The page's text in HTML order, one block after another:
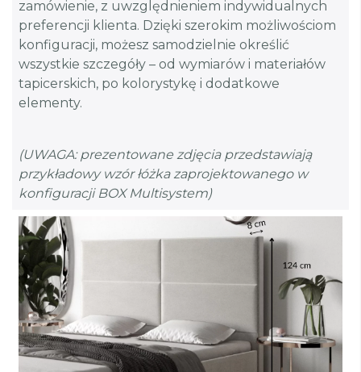
zamówienie, z uwzględnieniem indywidualnych
preferencji klienta. Dzięki szerokim możliwościom
konfiguracji, możesz samodzielnie określić
wszystkie szczegóły – od wymiarów i materiałów
tapicerskich, po kolorystykę i dodatkowe
elementy.
(UWAGA: prezentowane zdjęcia przedstawiają
przykładowy wzór łóżka zaprojektowanego w
konfiguracji BOX Multisystem)